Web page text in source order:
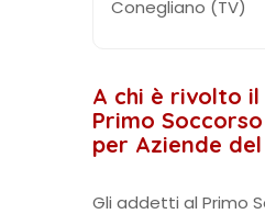
Conegliano (TV)
A chi è rivolto
Primo
per Aziende del
Gli addetti al Primo